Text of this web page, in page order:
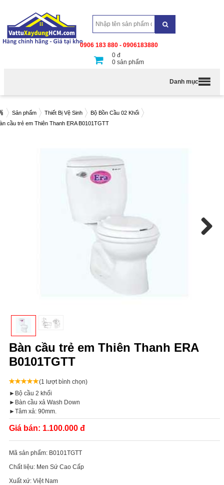
0906 183 880 - 0906183880
0 đ
0 sản phẩm
Danh mục
Sản phẩm Thiết Bị Vệ Sinh
Bộ Bồn Cầu 02 Khối
cầu trẻ em Thiên Thanh ERA B0101TGTT
Bàn cầu trẻ em Thiên Thanh ERA
B0101TGTT
(1 lượt bình chọn)
►Bộ cầu 2 khối
►Bàn cầu xả Wash Down
►Tâm xả: 90mm.
Giá bán: 1.100.000 đ
Mã sản phẩm: B0101TGTT
Chất liệu: Men Sứ Cao Cấp
Xuất xứ: Việt Nam